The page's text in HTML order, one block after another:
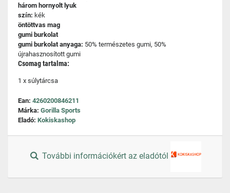
három hornyolt lyuk
szín: kék
öntöttvas mag
gumi burkolat
gumi burkolat anyaga: 50% természetes gumi, 50%
újrahasznosított gumi
Csomag tartalma:
1 x súlytárcsa
Ean: 4260200846211
Márka: Gorilla Sports
Eladó: Kokiskashop
További információkért az eladótól